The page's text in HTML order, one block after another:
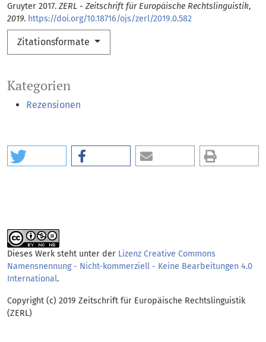
Kategorien
Rezensionen
Gruyter 2017. ZERL - Zeitschrift für Europäische Rechtslinguistik,
2019. https://doi.org/10.18716/ojs/zerl/2019.0.582
Zitationsformate
Dieses Werk steht unter der Lizenz Creative Commons
Namensnennung - Nicht-kommerziell - Keine Bearbeitungen 4.0
International.
Copyright (c) 2019 Zeitschrift für Europäische Rechtslinguistik
(ZERL)